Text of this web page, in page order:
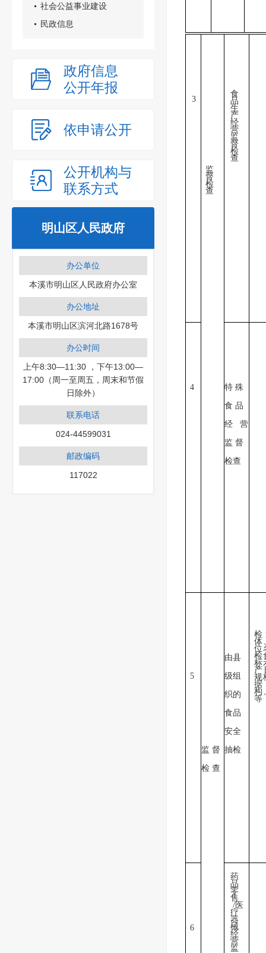
社会公益事业建设
民政信息
政府信息
公开年报
依申请公开
公开机构与
联系方式
明山区人民政府
办公单位
本溪市明山区人民政府办公室
办公地址
本溪市明山区滨河北路1678号
办公时间
上午8:30—11:30 ，下午13:00—
17:00（周一至周五，周末和节假
日除外）
联系电话
024-44599031
邮政编码
117022
3
监
督
检
查
食
品
生
产
经
营
监
督
检
查
4 特 殊
食 品
经 营
监 督
检查
5
监 督
检 查
由县
级组
织的
食品
安全
抽检
体
位
检
标
产
规
构
等
6
药
品
零
售
/ 医
疗
器
械
经
营
监